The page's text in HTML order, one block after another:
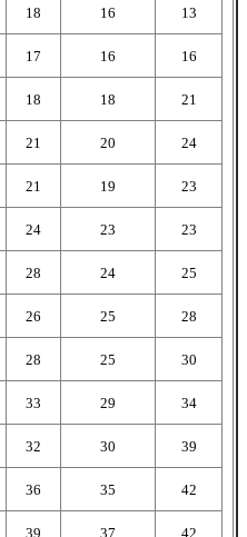
18 16
13
17 16
16
18 18
21
21 20
24
21 19
23
24 23
23
28 24
25
26 25
28
28 25
30
33 29
34
32 30
39
36 35
42
39 37 42